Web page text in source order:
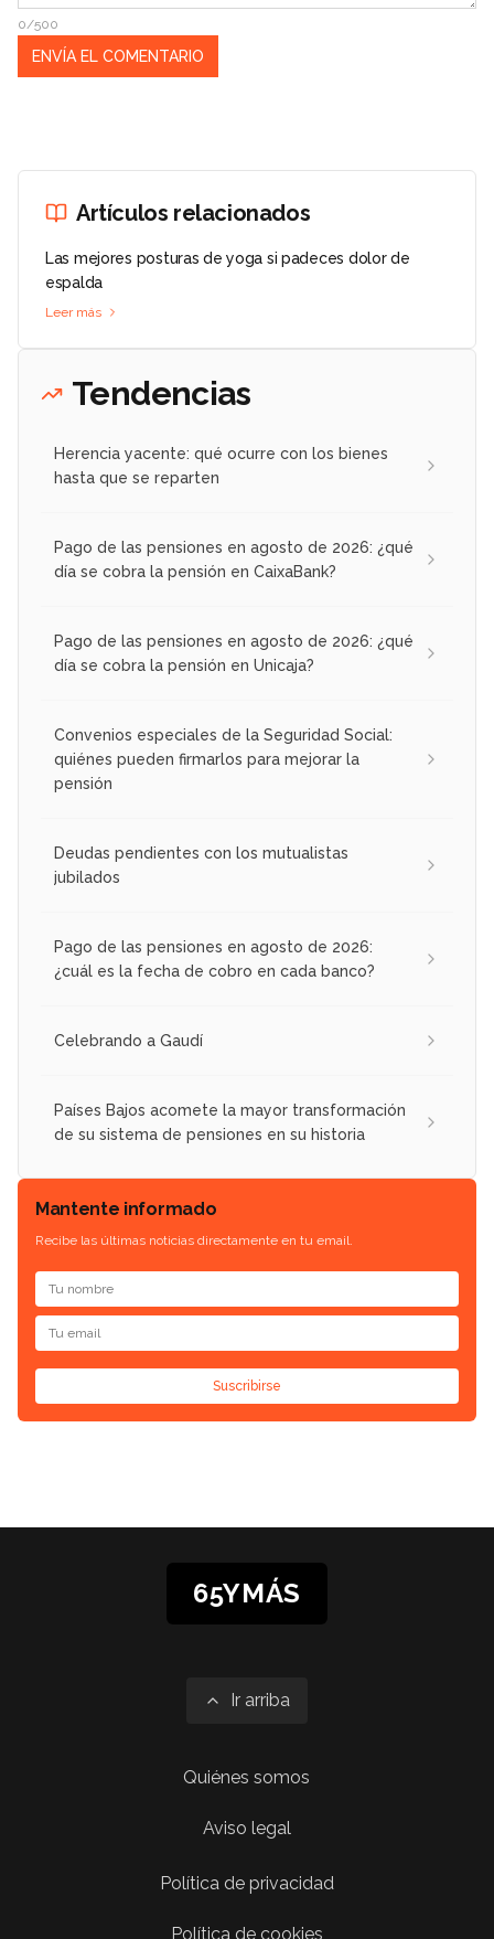
0/500
Artículos relacionados
Las mejores posturas de yoga si padeces dolor de
espalda
Leer más
Tendencias
Herencia yacente: qué ocurre con los bienes
hasta que se reparten
Pago de las pensiones en agosto de 2026: ¿qué
día se cobra la pensión en CaixaBank?
Pago de las pensiones en agosto de 2026: ¿qué
día se cobra la pensión en Unicaja?
Convenios especiales de la Seguridad Social:
quiénes pueden firmarlos para mejorar la
pensión
Deudas pendientes con los mutualistas
jubilados
Pago de las pensiones en agosto de 2026:
¿cuál es la fecha de cobro en cada banco?
Celebrando a Gaudí
Países Bajos acomete la mayor transformación
de su sistema de pensiones en su historia
Mantente informado
Recibe las últimas noticias directamente en tu email.
Suscribirse
65YMÁS
Ir arriba
Quiénes somos
Aviso legal
Política de privacidad
Política de cookies